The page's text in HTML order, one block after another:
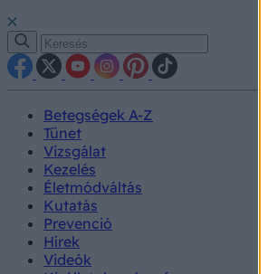
Betegségek A-Z
Tünet
Vizsgálat
Kezelés
Életmódváltás
Kutatás
Prevenció
Hírek
Videók